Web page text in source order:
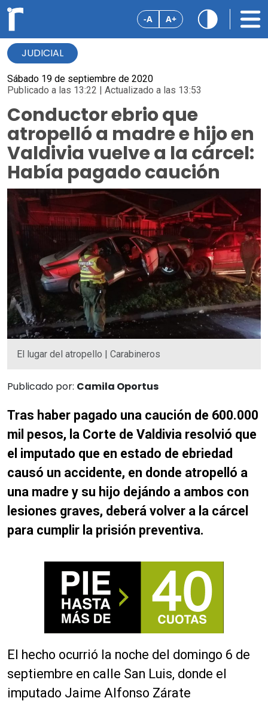
-A A+
JUDICIAL
Sábado 19 de septiembre de 2020
Publicado a las 13:22 | Actualizado a las 13:53
Conductor ebrio que
atropelló a madre e hijo en
Valdivia vuelve a la cárcel:
Había pagado caución
El lugar del atropello | Carabineros
Publicado por: Camila Oportus
Tras haber pagado una caución de 600.000
mil pesos, la Corte de Valdivia resolvió que
el imputado que en estado de ebriedad
causó un accidente, en donde atropelló a
una madre y su hijo dejándo a ambos con
lesiones graves, deberá volver a la cárcel
para cumplir la prisión preventiva.
El hecho ocurrió la noche del domingo 6 de
septiembre en calle San Luis, donde el
imputado Jaime Alfonso Zárate